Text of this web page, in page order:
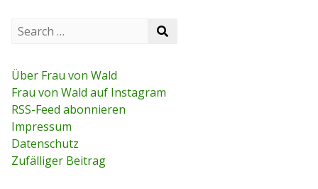
r
a
g
s
i
s
p
o
s
t
c
h
f
o
r
:
Über Frau von Wald
Frau von Wald auf Instagram
RSS-Feed abonnieren
Impressum
Datenschutz
Zufälliger Beitrag